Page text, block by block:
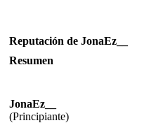
Reputación de JonaEz__
Resumen
JonaEz__
(Principiante)